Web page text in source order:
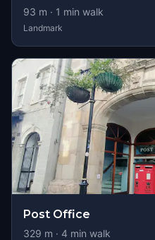
93 m · 1 min walk
Landmark
Post Office
329 m · 4 min walk